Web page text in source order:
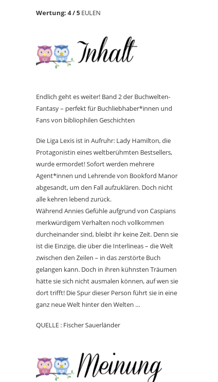
Wertung: 4 / 5 EULEN
Endlich geht es weiter! Band 2 der Buchwelten-
Fantasy – perfekt für Buchliebhaber*innen und
Fans von bibliophilen Geschichten
Die Liga Lexis ist in Aufruhr: Lady Hamilton, die
Protagonistin eines weltberühmten Bestsellers,
wurde ermordet! Sofort werden mehrere
Agent*innen und Lehrende von Bookford Manor
abgesandt, um den Fall aufzuklären. Doch nicht
alle kehren lebend zurück.
Während Annies Gefühle aufgrund von Caspians
merkwürdigem Verhalten noch vollkommen
durcheinander sind, bleibt ihr keine Zeit. Denn sie
ist die Einzige, die über die Interlineas – die Welt
zwischen den Zeilen – in das zerstörte Buch
gelangen kann. Doch in ihren kühnsten Träumen
hätte sie sich nicht ausmalen können, auf wen sie
dort trifft! Die Spur dieser Person führt sie in eine
ganz neue Welt hinter den Welten …
QUELLE : Fischer Sauerländer